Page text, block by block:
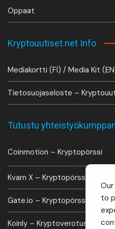
Oppaat
Kryptouutiset.net Info
Mediakortti (FI) / Media Kit
Tietosuojaseloste –
Tutustu
Coinmotion – Kryptopörssi
Kvarn X – Kryptopörssi
Gate.io – Kryptopörssi
Koinly – Kryptoverotus laskuri
to